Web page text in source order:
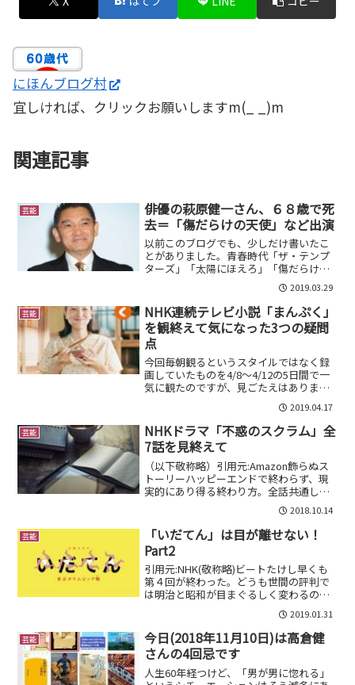
にほんブログ村
宜しければ、クリックお願いしますm(_ _)m
関連記事
芸能
俳優の萩原健一さん、６８歳で死
去＝「傷だらけの天使」など出演
以前このブログでも、少しだけ書いたこ
とがありました。青春時代「ザ・テンプ
ターズ」「太陽にほえろ」「傷だらけの
天使」「前略おふくろ様」、特に印象深
いのは何と言っても「傷だらけの天
使」。毎週土曜日10時からの放映だった
が、翌月曜日級友との最初...
2019.03.29
芸能
NHK連続テレビ小説「まんぷく」
を観終えて気になった3つの疑問
点
今回毎朝観るというスタイルではなく録
画していたものを4/8〜4/12の5日間で一
気に観たのですが、見ごたえはありまし
たね。前回の続きと音楽を飛ばせば、正
味13分ほどで観れちゃいますから。しか
しいくつか残念だと感じた所もあったの
でそのことを少...
2019.04.17
芸能
NHKドラマ「不惑のスクラム」全
7話を見終えて
（以下敬称略）引用元:Amazon飾らぬス
トーリーハッピーエンドで終わらず、現
実的にあり得る終わり方。全話共通して
言えるのは、ストーリーに無理がない。
「オッサン」達が週末ラグビーで汗を流
し、中華屋で酒を飲む。さしてくどくも
なければ、友情をア...
2018.10.14
芸能
「いだてん」は目が離せない！
Part2
引用元:NHK(敬称略)ビートたけし早くも
第４回が終わった。どうも世間の評判で
は明治と昭和が目まぐるしく変わるの
で、特に高齢者から不評が出ているのは
前回述べた。それに加えて古今亭志ん生
役のビートたけしの滑舌が悪くて、聞き
取りにくいらしい（笑...
2019.01.31
芸能
今日(2018年11月10日)は高倉健
さんの4回忌です
人生60年経つけど、「男が男に惚れる」